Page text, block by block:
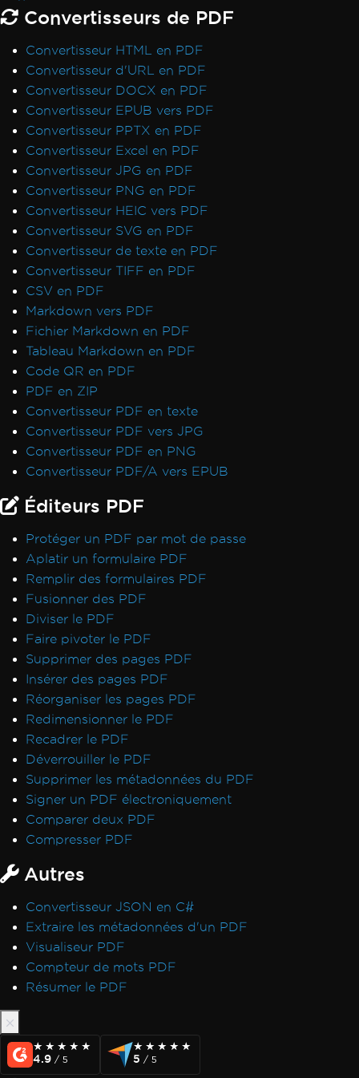
Initialisation Vulkan/ANGLE dans Docker
avec en-têtes/pieds de page HTML
Crash ReadyToRun FailFast
Rendering & Layout
Bootstrap / Flex / CSS
Pixel Perfect HTML Formatting
CSS Page Breaks
CSS @page Rules vs RenderingOptions
Initializing RenderingOptions Correctly
Headers/Footers and Page Breaks
MaxHeight in Headers and Footers
Chunked Headers and Footers
Header and Content Misalignment
Default Placeholders
Table Headers
Rectangle Positioning
Resize, Extend, Transform
PDF Differs from Chrome Print Preview
IronPdf.UpdatedChrome Rendering
PDF/UA Renders Gray Background
IronPDF - _blank hyperlinks in a PDF open
in same browser tab
Print From Network Printer
Unhandled case for AdaptiveRenderEngine
AccessViolationException After InsertPdf
with HTML Headers/Footers
Fonts & Text
Fonts
Font Kerning
Add Fonts Using CSS
Custom Font Embedding on Linux
Font Discrepancies: Windows vs Linux
Broken Font on AWS Lambda
Adobe Fonts as Type 3
Emojis Not Rendering
International Languages and CMJK
Out-of-Order Text Extraction
Export, Images & Streams
Convert PDF to Base64
Rasterize to Image using MemoryStream
Transparency and Color in PDF-to-Image
Render view to string
Forms, Bookmarks & Metadata
Custom Fonts in Form Fields
AccessViolationException in Forms
Bookmarks via ExtractTextFromPage
MetaData Visibility
Initial render is slow
IronPDF Performance Assistance
Convertisseurs de PDF
Convertisseur HTML en PDF
Convertisseur d'URL en PDF
Convertisseur DOCX en PDF
Convertisseur EPUB vers PDF
Convertisseur PPTX en PDF
Convertisseur Excel en PDF
Convertisseur JPG en PDF
Convertisseur PNG en PDF
Convertisseur HEIC vers PDF
Convertisseur SVG en PDF
Convertisseur de texte en PDF
Convertisseur TIFF en PDF
CSV en PDF
Markdown vers PDF
Fichier Markdown en PDF
Tableau Markdown en PDF
Code QR en PDF
PDF en ZIP
Convertisseur PDF en texte
Convertisseur PDF vers JPG
Convertisseur PDF en PNG
Convertisseur PDF/A vers EPUB
Éditeurs PDF
Protéger un PDF par mot de passe
Aplatir un formulaire PDF
Remplir des formulaires PDF
Fusionner des PDF
Diviser le PDF
Faire pivoter le PDF
Supprimer des pages PDF
Insérer des pages PDF
Réorganiser les pages PDF
Redimensionner le PDF
Recadrer le PDF
Déverrouiller le PDF
Supprimer les métadonnées du PDF
Signer un PDF électroniquement
Comparer deux PDF
Compresser PDF
Autres
Convertisseur JSON en C#
Extraire les métadonnées d'un PDF
Visualiseur PDF
Compteur de mots PDF
Résumer le PDF
★★★★★
★★★★★
4.9 / 5
★★★★★
★★★★★
5 / 5